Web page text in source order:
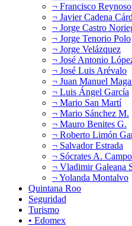
¬ Francisco Reynoso
¬ Javier Cadena
¬ Jorge Castro
¬ Jorge Tenorio Polo
¬ Jorge Velázquez
¬ José Antonio
¬ José Luis Arévalo
¬ Juan Manuel
¬ Luis Ángel García
¬ Mario San Martí
¬ Mario Sánchez M.
¬ Mauro Benites G.
¬ Roberto Limón
¬ Salvador Estrada
¬ Sócrates A.
¬ Vladimir Galeana
¬ Yolanda Montalvo
Quintana Roo
Seguridad
Turismo
• Edomex